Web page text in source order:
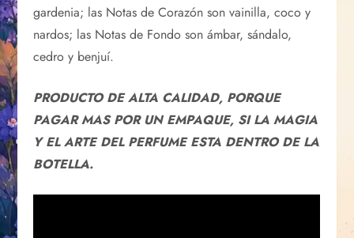
gardenia; las Notas de Corazón son vainilla, coco y
nardos; las Notas de Fondo son ámbar, sándalo,
cedro y benjuí.
PRODUCTO DE ALTA CALIDAD, PORQUE
PAGAR MAS POR UN EMPAQUE, SI LA MAGIA
Y EL ARTE DEL PERFUME ESTA DENTRO DE LA
BOTELLA.